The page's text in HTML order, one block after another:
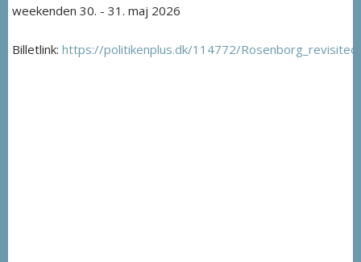
weekenden 30. - 31. maj 2026
Billetlink: https://politikenplus.dk/114772/Rosenborg_revisited